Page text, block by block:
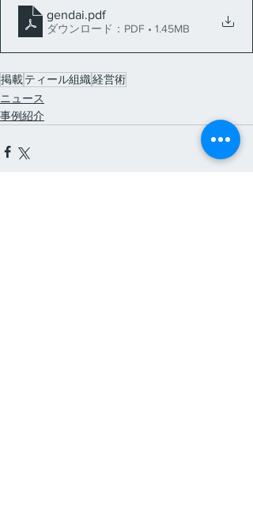
gendai.pdf
ダウンロード：PDF • 1.45MB
掲載 ティール組織経営術
ニュース
事例紹介